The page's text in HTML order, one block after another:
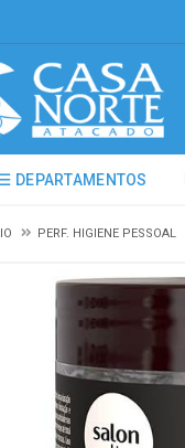
DEPARTAMENTOS
PERF. HIGIENE PESSOAL